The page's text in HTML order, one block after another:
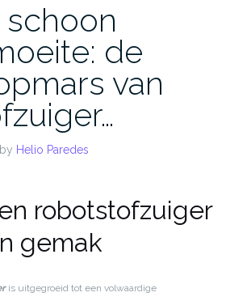
de
van
by Helio Paredes
robotstofzuiger
gemak
is uitgegroeid tot een volwaardige